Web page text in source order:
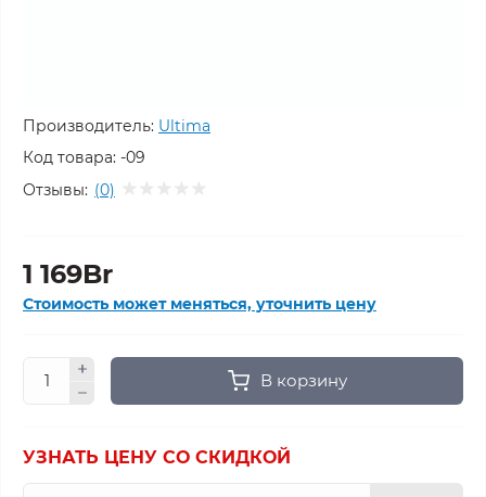
Производитель: Ultima
Код товара: -09
Отзывы: (0)
1 169Br
Стоимость может меняться, уточнить цену
В корзину
УЗНАТЬ ЦЕНУ СО СКИДКОЙ